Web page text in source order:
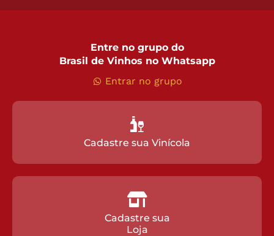
Entre no grupo do
Brasil de Vinhos no Whatsapp
Entrar no grupo
Cadastre sua Vinícola
Cadastre sua
Loja